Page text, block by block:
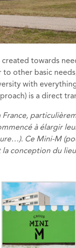
towards
other basic
with
is a direct
à élargir
Ce Mini-M
conception du